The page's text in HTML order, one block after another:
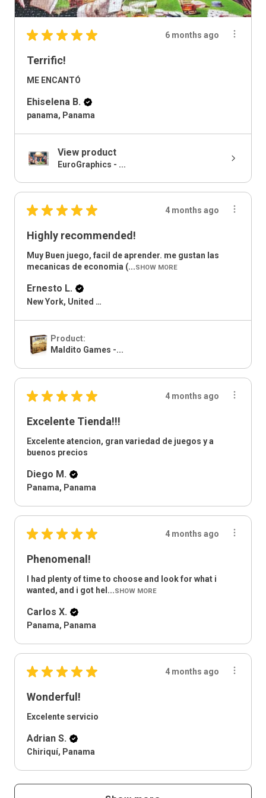
★ ★ ★ ★ ★ 6 months ago
Terrific!
ME ENCANTÓ
Ehiselena B.
panama, Panama
View product
EuroGraphics - ...
★ ★ ★ ★ ★ 4 months ago
Highly recommended!
Muy Buen juego, facil de aprender. me gustan las
mecanicas de economia (...SHOW MORE
Ernesto L.
New York, United States
Product:
Maldito Games -...
★ ★ ★ ★ ★ 4 months ago
Excelente Tienda!!!
Excelente atencion, gran variedad de juegos y a
buenos precios
Diego M.
Panama, Panama
★ ★ ★ ★ ★ 4 months ago
Phenomenal!
I had plenty of time to choose and look for what i
wanted, and i got hel...SHOW MORE
Carlos X.
Panama, Panama
★ ★ ★ ★ ★ 4 months ago
Wonderful!
Excelente servicio
Adrian S.
Chiriquí, Panama